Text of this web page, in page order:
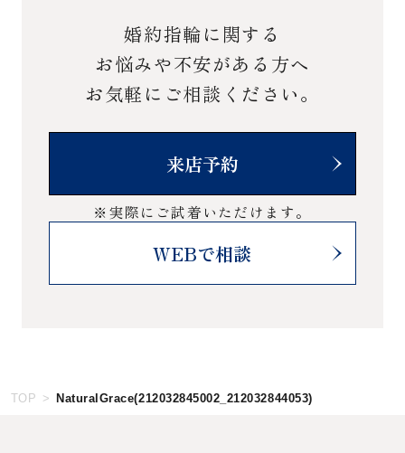
婚約指輪に関する
お悩みや不安がある方へ
お気軽にご相談ください。
来店予約
※実際にご試着いただけます。
WEBで相談
TOP NaturalGrace(212032845002_212032844053)